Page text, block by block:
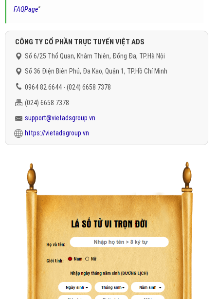
FAQPage"
CÔNG TY CỔ PHẦN TRỰC TUYẾN VIỆT ADS
Số 6/25 Thổ Quan, Khâm Thiên, Đống Đa, TP.Hà Nội
Số 36 Điện Biên Phủ, Đa Kao, Quận 1, TP.Hồ Chí Minh
0964 82 6644 - (024) 6658 7378
(024) 6658 7378
support@vietadsgroup.vn
https://vietadsgroup.vn